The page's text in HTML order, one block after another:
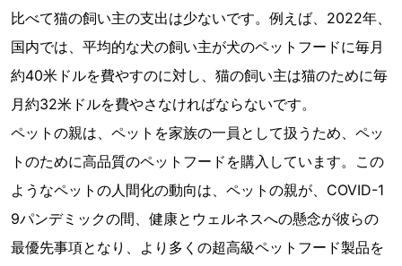
比べて猫の飼い主の支出は少ないです。例えば、2022年、
国内では、平均的な犬の飼い主が犬のペットフードに毎月
約40米ドルを費やすのに対し、猫の飼い主は猫のために毎
月約32米ドルを費やさなければならないです。
ペットの親は、ペットを家族の一員として扱うため、ペッ
トのために高品質のペットフードを購入しています。この
ようなペットの人間化の動向は、ペットの親が、COVID-1
9パンデミックの間、健康とウェルネスへの懸念が彼らの
最優先事項となり、より多くの超高級ペットフード製品を